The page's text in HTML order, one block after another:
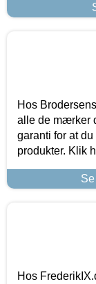
Hos
alle de mærker
garanti for at
produkter. Klik
Hos